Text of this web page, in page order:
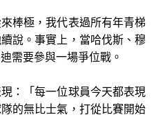
棒極，我代表過所有年青梯
說。事實上，當哈伐斯、穆
需要參與一場爭位戰。
：「每一位球員今天都表現
的無比士氣，打從比賽開始